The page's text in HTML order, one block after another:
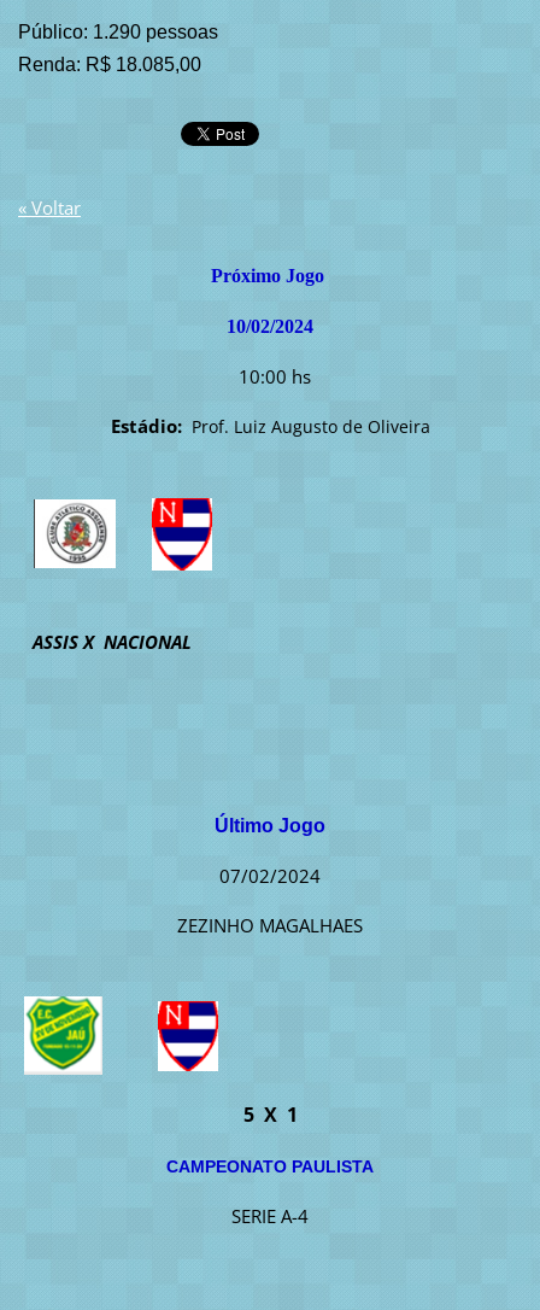
Público: 1.290 pessoas
Renda: R$ 18.085,00
« Voltar
Próximo Jogo
10/02/2024
10:00 hs
Estádio: Prof. Luiz Augusto de Oliveira
ASSIS X NACIONAL
Último Jogo
07/02/2024
ZEZINHO MAGALHAES
5 X 1
CAMPEONATO PAULISTA
SERIE A-4